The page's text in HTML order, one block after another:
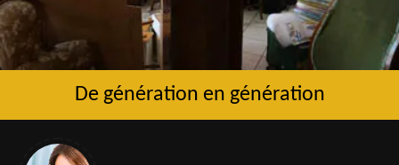
De génération en génération